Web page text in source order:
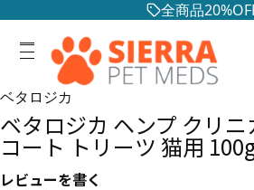
全商品
ベタロジカ
ベタロジカ ヘンプ クリ
コート トリーツ 猫用
レビューを書く